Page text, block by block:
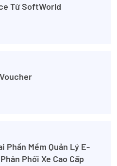
Từ SoftWorld
Phần Mềm Quản Lý E-
Phối Xe Cao Cấp